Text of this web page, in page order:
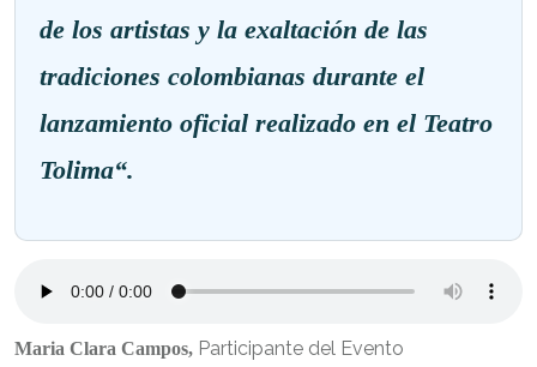
de los artistas y la exaltación de las
tradiciones colombianas durante el
lanzamiento oficial realizado en el Teatro
Tolima“.
Maria Clara Campos, Participante del Evento